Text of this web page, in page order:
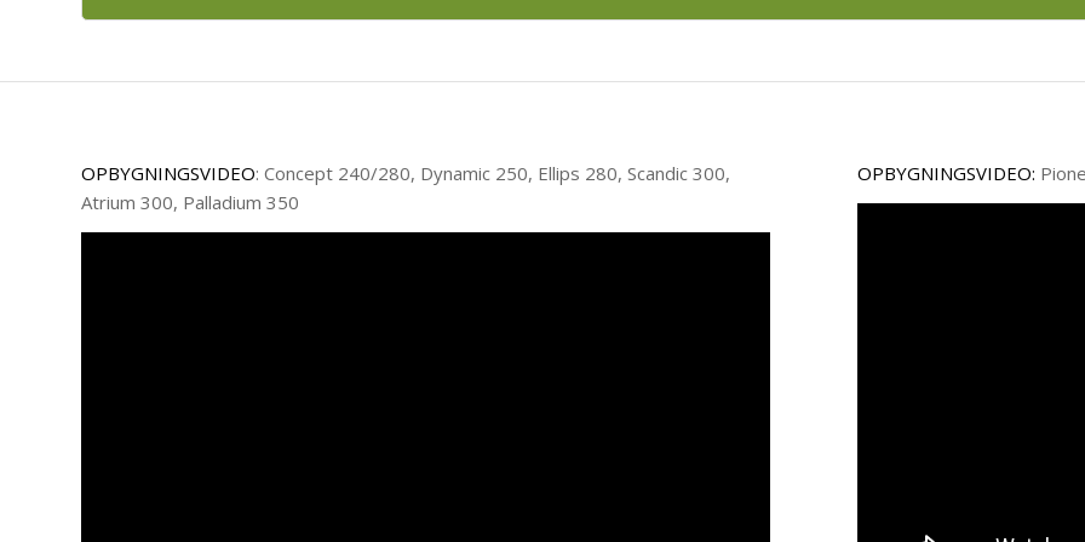
OPBYGNINGSVIDEO: Concept 240/280, Dynamic 250, Ellips 280, Scandic 300,
Atrium 300, Palladium 350
OPBYGNINGSVIDEO: